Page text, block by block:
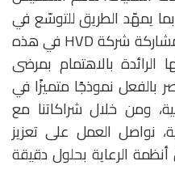
بما يمهّد الطريق للتوسّع في
رعاية الأمراض النادرة، وجاءت مشاركة شركة HVD في هذه
بالاهتمام بمرضى
بالفعل نموذجًا متميزًا في
ومن خلال شراكاتنا مع
نواصل العمل على تعزيز
الرعاية بحلول دقيقة